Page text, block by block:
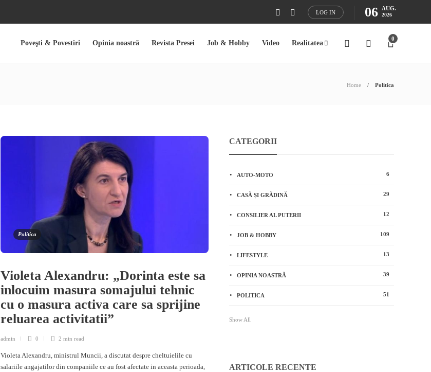
LOG IN 06 AUG.
2026
Poveşti & Povestiri Opinia noastră Revista Presei Job & Hobby Video Realitatea
0
Home Politica
Politica
Violeta Alexandru: „Dorinta este sa
inlocuim masura somajului tehnic
cu o masura activa care sa sprijine
reluarea activitatii”
admin 0 2 min read
Violeta Alexandru, ministrul Muncii, a discutat despre cheltuielile cu
salariile angajatilor din companiile ce au fost afectate in aceasta perioada,
CATEGORII
AUTO-MOTO 6
CASĂ ȘI GRĂDINĂ 29
CONSILIER AL PUTERII 12
JOB & HOBBY 109
LIFESTYLE 13
OPINIA NOASTRĂ 39
POLITICA 51
Show All
ARTICOLE RECENTE